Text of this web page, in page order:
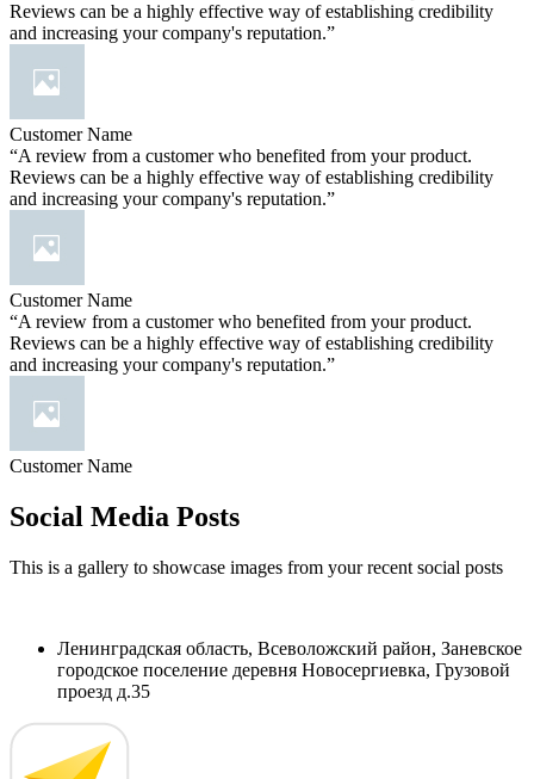
Reviews can be a highly effective way of establishing credibility
and increasing your company's reputation.”
Customer Name
“A review from a customer who benefited from your product.
Reviews can be a highly effective way of establishing credibility
and increasing your company's reputation.”
Customer Name
“A review from a customer who benefited from your product.
Reviews can be a highly effective way of establishing credibility
and increasing your company's reputation.”
Customer Name
Social Media Posts
This is a gallery to showcase images from your recent social posts
Ленинградская область, Всеволожский район, Заневское
городское поселение деревня Новосергиевка, Грузовой
проезд д.35